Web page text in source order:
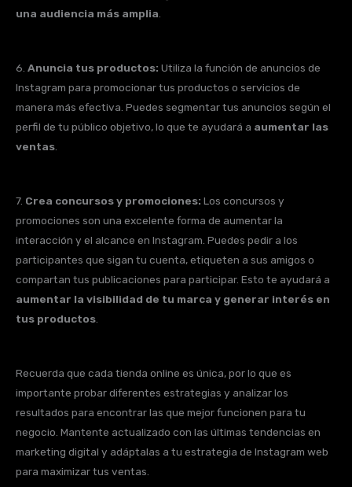
una audiencia más amplia
6. Anuncia tus productos: Utiliza la función de anuncios de
Instagram para promocionar tus productos o servicios de
manera más efectiva. Puedes segmentar tus anuncios según el
perfil de tu público objetivo, lo que te ayudará a aumentar las
ventas
7. Crea concursos y promociones: Los concursos y
promociones son una excelente forma de aumentar la
interacción y el alcance en Instagram. Puedes pedir a los
participantes que sigan tu cuenta, etiqueten a sus amigos o
compartan tus publicaciones para participar. Esto te ayudará a
aumentar la visibilidad de tu marca y generar interés en
tus productos
Recuerda que cada tienda online es única, por lo que es
importante probar diferentes estrategias y analizar los
resultados para encontrar las que mejor funcionen para tu
negocio. Mantente actualizado con las últimas tendencias en
marketing digital y adáptalas a tu estrategia de Instagram web
para maximizar tus ventas.